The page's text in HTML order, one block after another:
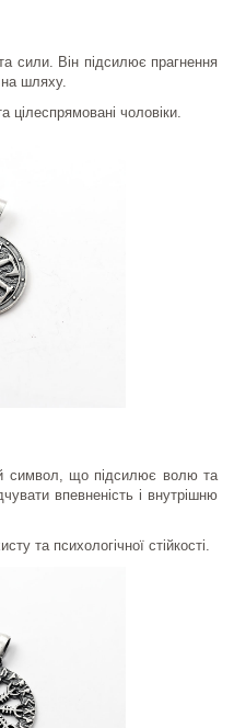
сили. Він підсилює прагнення
на шляху.
цілеспрямовані чоловіки.
символ, що підсилює волю та
впевненість і внутрішню
та психологічної стійкості.